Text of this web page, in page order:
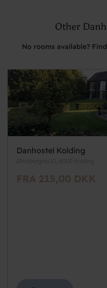
Other
No rooms available?
Danhostel Kolding
Ørnsborgvej 10, 6000 Kolding
FRA 215,00 DKK